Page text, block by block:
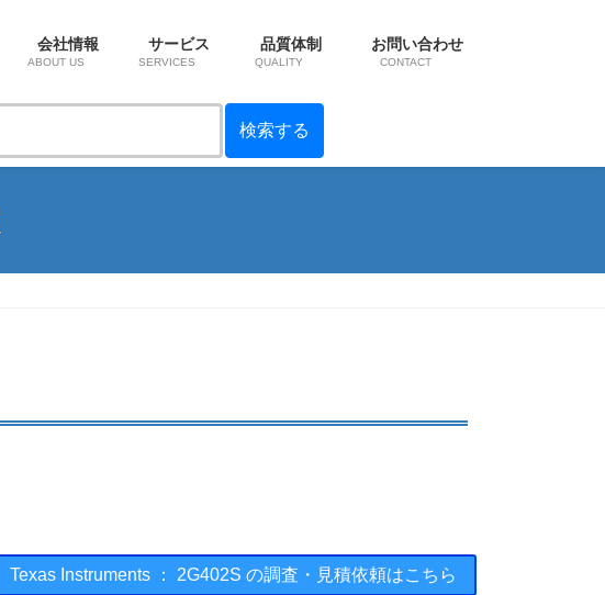
会社情報
ABOUT US
サービス
SERVICES
品質体制
QUALITY
お問い合わせ
CONTACT
Texas Instruments ： 2G402S の調査・見積依頼はこちら